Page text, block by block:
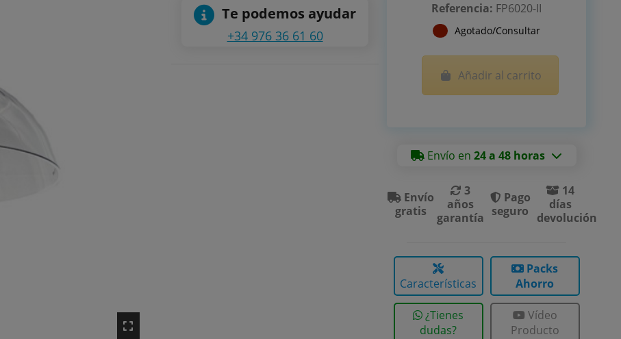
Te podemos ayudar
+34 976 36 61 60
Referencia: FP6020-II
Agotado/Consultar
Añadir al carrito
Envío en24 a 48 horas
Envío
gratis
3
años
garantía
Pago
seguro
14
días
devolución
Características
Packs
Ahorro
¿Tienes
dudas?
Vídeo
Producto